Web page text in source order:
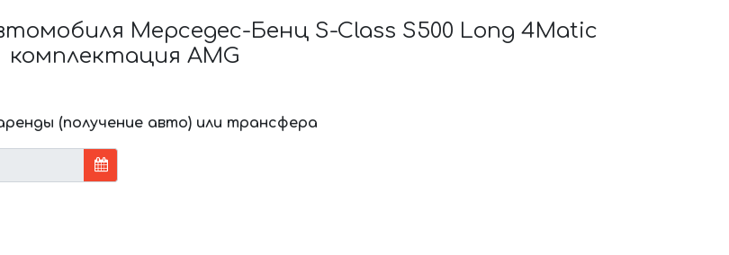
Мерседес-Бенц S-Class S500 Long 4Matic
комплектация AMG
(получение авто) или трансфера